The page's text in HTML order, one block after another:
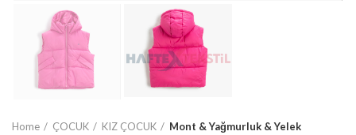
Home ÇOCUK KIZ ÇOCUK Mont & Yağmurluk & Yelek